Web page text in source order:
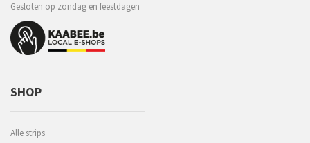
Gesloten op zondag en feestdagen
SHOP
Alle strips